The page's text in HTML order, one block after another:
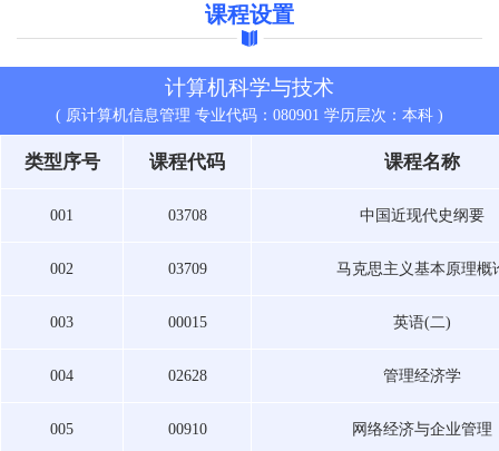
课程设置
计算机科学与技术
( 原计算机信息管理 专业代码：080901 学历层次：本科 )
类型序号 课程代码 课程名称
001 03708 中国近现代史纲要
002 03709 马克思主义基本原理概
003 00015 英语(二)
004 02628 管理经济学
005 00910 网络经济与企业管理